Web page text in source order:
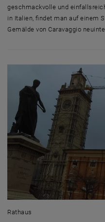
geschmackvolle und
in Italien, findet man auf einem
Gemälde von Caravaggio
Rathaus